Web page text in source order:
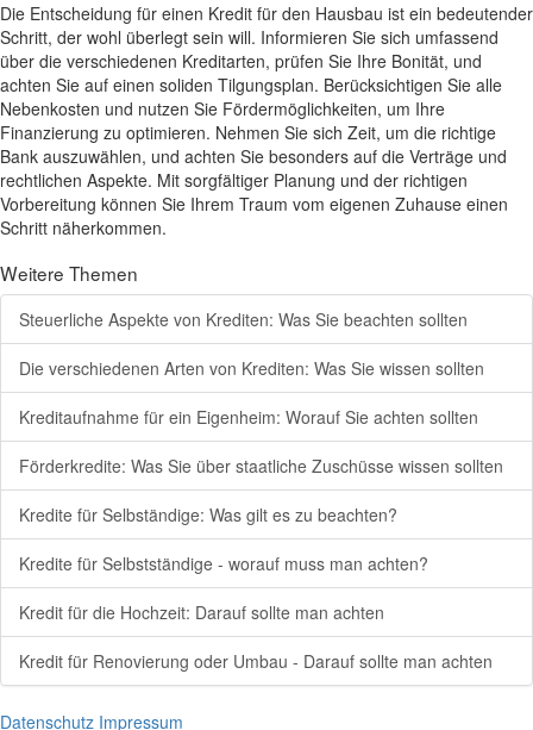
Die Entscheidung für einen Kredit für den Hausbau ist ein bedeutender
Schritt, der wohl überlegt sein will. Informieren Sie sich umfassend
über die verschiedenen Kreditarten, prüfen Sie Ihre Bonität, und
achten Sie auf einen soliden Tilgungsplan. Berücksichtigen Sie alle
Nebenkosten und nutzen Sie Fördermöglichkeiten, um Ihre
Finanzierung zu optimieren. Nehmen Sie sich Zeit, um die richtige
Bank auszuwählen, und achten Sie besonders auf die Verträge und
rechtlichen Aspekte. Mit sorgfältiger Planung und der richtigen
Vorbereitung können Sie Ihrem Traum vom eigenen Zuhause einen
Schritt näherkommen.
Weitere Themen
Steuerliche Aspekte von Krediten: Was Sie beachten sollten
Die verschiedenen Arten von Krediten: Was Sie wissen sollten
Kreditaufnahme für ein Eigenheim: Worauf Sie achten sollten
Förderkredite: Was Sie über staatliche Zuschüsse wissen sollten
Kredite für Selbständige: Was gilt es zu beachten?
Kredite für Selbstständige - worauf muss man achten?
Kredit für die Hochzeit: Darauf sollte man achten
Kredit für Renovierung oder Umbau - Darauf sollte man achten
Datenschutz Impressum